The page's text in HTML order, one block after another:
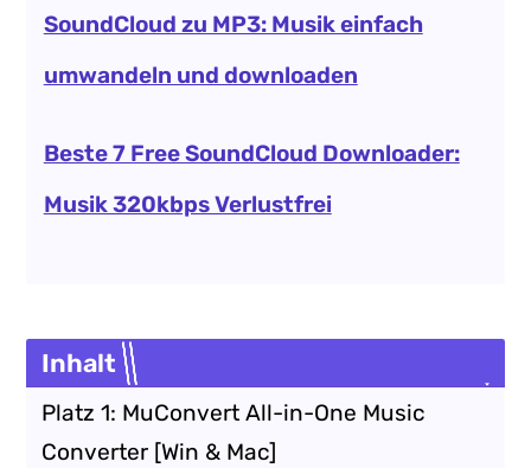
SoundCloud zu MP3: Musik einfach
umwandeln und downloaden
Beste 7 Free SoundCloud Downloader:
Musik 320kbps Verlustfrei
Inhalt
Platz 1: MuConvert All-in-One Music
Converter [Win & Mac]